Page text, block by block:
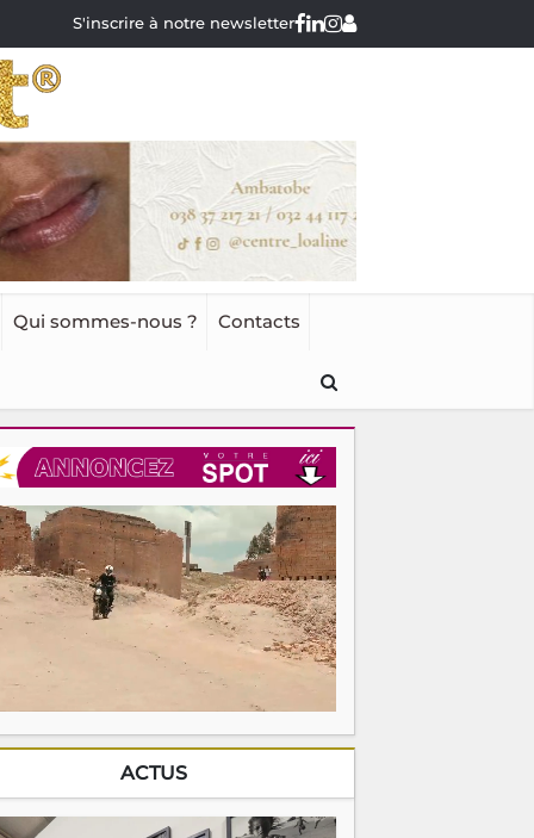
S'inscrire à notre newsletter
Qui sommes-nous ? Contacts
ACTUS